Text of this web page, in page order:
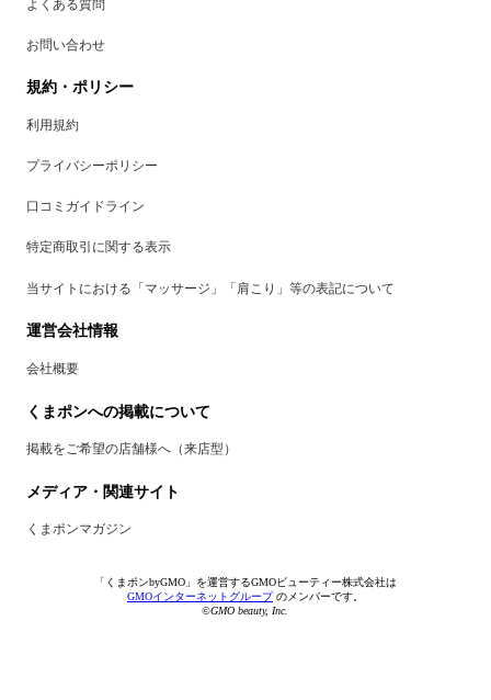
よくある質問
お問い合わせ
規約・ポリシー
利用規約
プライバシーポリシー
口コミガイドライン
特定商取引に関する表示
当サイトにおける「マッサージ」「肩こり」等の表記について
運営会社情報
会社概要
くまポンへの掲載について
掲載をご希望の店舗様へ（来店型）
メディア・関連サイト
くまポンマガジン
「くまポンbyGMO」を運営するGMOビューティー株式会社は
GMOインターネットグループのメンバーです。
©GMO beauty, Inc.